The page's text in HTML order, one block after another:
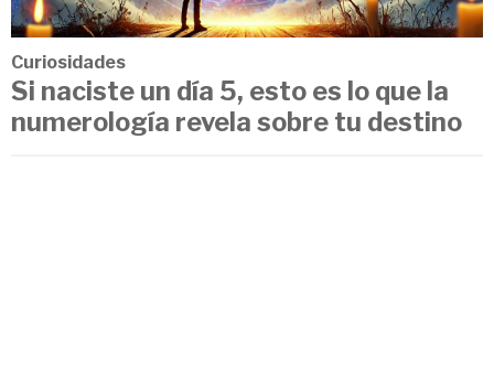
Curiosidades
Si naciste un día 5, esto es lo que la
numerología revela sobre tu destino